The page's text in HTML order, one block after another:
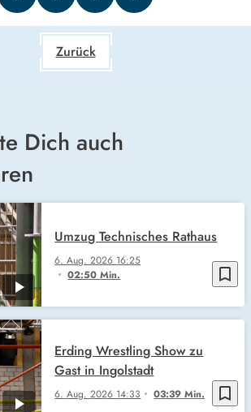
Zurück
Dich auch
bookmark_border
6. Aug. 2026 16:25
02:50 Min.
Umzug Technisches Rathaus
bookmark_border
6. Aug. 2026 14:33 03:39 Min.
Erding Wrestling Show zu
Gast in Ingolstadt